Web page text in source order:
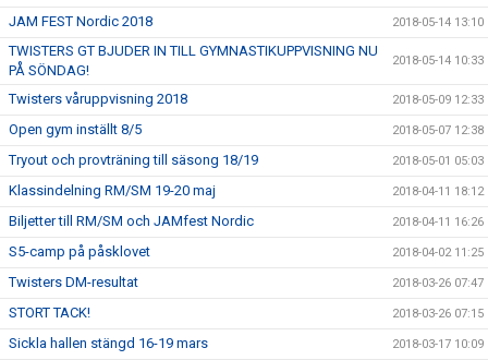
JAM FEST Nordic 2018 2018-05-14 13:10
TWISTERS GT BJUDER IN TILL GYMNASTIKUPPVISNING NU
PÅ SÖNDAG!
2018-05-14 10:33
Twisters våruppvisning 2018 2018-05-09 12:33
Open gym inställt 8/5 2018-05-07 12:38
Tryout och provträning till säsong 18/19 2018-05-01 05:03
Klassindelning RM/SM 19-20 maj 2018-04-11 18:12
Biljetter till RM/SM och JAMfest Nordic 2018-04-11 16:26
S5-camp på påsklovet 2018-04-02 11:25
Twisters DM-resultat 2018-03-26 07:47
STORT TACK! 2018-03-26 07:15
Sickla hallen stängd 16-19 mars 2018-03-17 10:09